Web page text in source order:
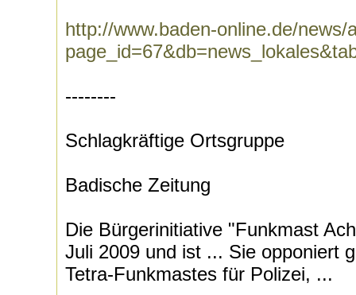
http://www.baden-online.de/news/
--------
Schlagkräftige Ortsgruppe
Badische Zeitung
Die Bürgerinitiative "Funkmast
Juli 2009 und ist ... Sie opponiert
Tetra-Funkmastes für Polizei, ...